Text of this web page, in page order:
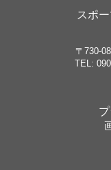
スポ
〒730-
TEL: